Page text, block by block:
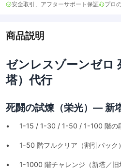
安全取引、アフターサポート保証 プロ
商品説明
ゼンレスゾーンゼロ
塔）代行
死闘の試煉（栄光）— 新
• 1-15 / 1-30 / 1-50 / 1-100 階の
• 1-50 階フルクリア（割引パック）
• 1-1000 階チャレンジ（新塔／旧